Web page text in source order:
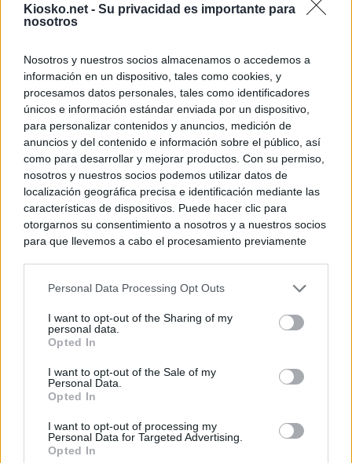
Kiosko.net - Su privacidad es importante para
nosotros
Nosotros y nuestros socios almacenamos o accedemos a
información en un dispositivo, tales como cookies, y
procesamos datos personales, tales como identificadores
únicos e información estándar enviada por un dispositivo,
para personalizar contenidos y anuncios, medición de
anuncios y del contenido e información sobre el público, así
como para desarrollar y mejorar productos. Con su permiso,
nosotros y nuestros socios podemos utilizar datos de
localización geográfica precisa e identificación mediante las
características de dispositivos. Puede hacer clic para
otorgarnos su consentimiento a nosotros y a nuestros socios
para que llevemos a cabo el procesamiento previamente
negar su consentimiento. Tenga en cuenta que algún
de su consentimiento, pero usted tiene el derecho de
rechazar tal procesamiento. Sus preferencias se aplicarán
cualquier momento entrando de nuevo en este sitio web o
visitando nuestra política de privacidad.
Personal Data Processing Opt Outs
I want to opt-out of the Sharing of my
personal data.
Opted In
I want to opt-out of the Sale of my
Personal Data.
Opted In
I want to opt-out of processing my
Personal Data for Targeted Advertising.
Opted In